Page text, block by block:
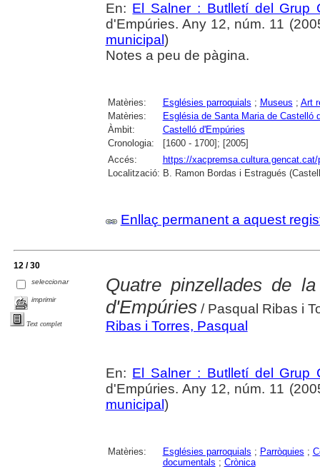
En: El Salner : Butlletí del Grup
d'Empúries. Any 12, núm. 11
municipal )
Notes a peu de pàgina.
Matèries: Esglésies parroquials ; Museus ; Art
Matèries:
Església de Santa Maria de Castelló
Àmbit:
Castelló d'Empúries
Cronologia:
[1600 - 1700]; [2005]
Accés:
https://
Localització: B. Ramon Bordas i Estragués
Enllaç permanent a aquest
12 / 30
seleccionar
imprimir
Text complet
Quatre pinzellades de
d'Empúries/ Pasqual Ribas i
Ribas i Torres, Pasqual
En: El Salner : Butlletí del Grup
d'Empúries. Any 12, núm. 11
municipal)
Matèries: Esglésies parroquials ; Parròquies ;
documentals ; Crònica